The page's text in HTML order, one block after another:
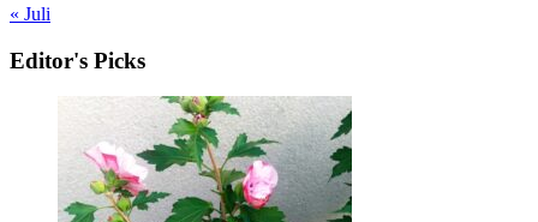
« Juli
Editor's Picks